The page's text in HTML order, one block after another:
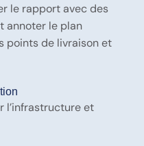
le rapport avec des
annoter le plan
points de livraison et
l’infrastructure et